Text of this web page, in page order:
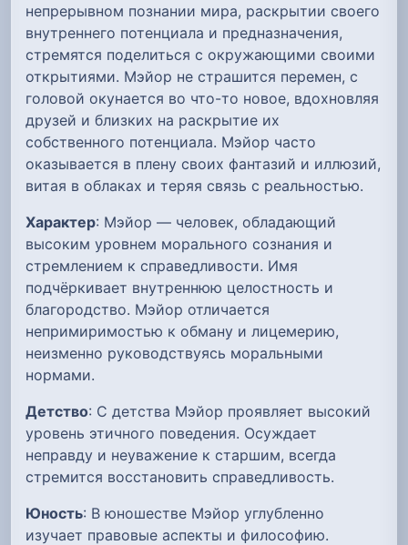
непрерывном познании мира, раскрытии своего
внутреннего потенциала и предназначения,
стремятся поделиться с окружающими своими
открытиями. Мэйор не страшится перемен, с
головой окунается во что-то новое, вдохновляя
друзей и близких на раскрытие их
собственного потенциала. Мэйор часто
оказывается в плену своих фантазий и иллюзий,
витая в облаках и теряя связь с реальностью.
Характер: Мэйор — человек, обладающий
высоким уровнем морального сознания и
стремлением к справедливости. Имя
подчёркивает внутреннюю целостность и
благородство. Мэйор отличается
непримиримостью к обману и лицемерию,
неизменно руководствуясь моральными
нормами.
Детство: С детства Мэйор проявляет высокий
уровень этичного поведения. Осуждает
неправду и неуважение к старшим, всегда
стремится восстановить справедливость.
Юность: В юношестве Мэйор углубленно
изучает правовые аспекты и философию.